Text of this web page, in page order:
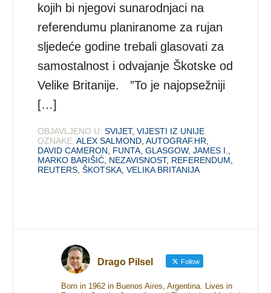
kojih bi njegovi sunarodnjaci na
referendumu planiranome za rujan
sljedeće godine trebali glasovati za
samostalnost i odvajanje Škotske od
Velike Britanije. ”To je najopsežniji
[…]
OBJAVLJENO U: SVIJET,VIJESTI IZ UNIJE
OZNAKE: ALEX SALMOND ,AUTOGRAF.HR
DAVID CAMERON
FUNTA ,GLASGOW,JAMES I.
MARKO BARIŠIĆ NEZAVISNOST, REFERENDUM
REUTERS ,ŠKOTSKA ,VELIKA BRITANIJA
Drago Pilsel Follow
Born in 1962 in Buenos Aires, Argentina. Lives in